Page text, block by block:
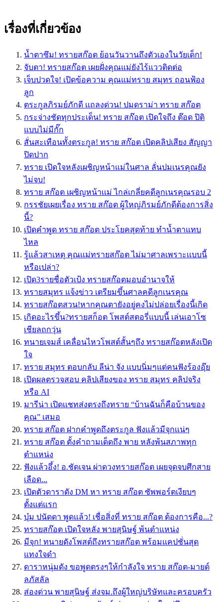
เรื่องที่เกี่ยวข้อง
น้ำตาซึม! ทรายสก๊อต ย้อนวันวานถึงตัวเองในวัยเด็ก!
จับตา! ทรายสก๊อต เผยฝั่งคุณแม่ยังไร้แววติดต่อ
เจ็บปวดใจ! เปิดข้อความ คุณแม่ทราย สมุทร ถอนฟ้อง
ลูก
ตระกูลภิรมย์ภักดี เเถลงด่วน! ปมดราม่า ทราย สก๊อต
กระจ่างชัดทุกประเด็น! ทราย สก๊อต เปิดใจถึง ต๊อด ปิติ
แบบไม่มีกั๊ก
สั่นสะเทือนทั้งตระกูล! ทราย สก๊อต เปิดคลิปเสียง สัญญา
ปิดปาก
ทราย เปิดใจหลังเผชิญหน้าแม่ในศาล ลั่นปมเนรคุณยัง
ไม่จบ!
ทราย สก๊อต เผชิญหน้าเเม่ ไกล่เกลี่ยคดีลูกเนรคุณรอบ 2
กรรชัยเผยเรื่อง ทราย สก๊อต ผู้ใหญ่ภิรมย์ภักดีต้องการสิ่ง
นี้?
เปิดคำพูด ทราย สก๊อต ประโยคสุดท้าย ทำน้ำตาแทบ
ไหล
รู้เเล้วสาเหตุ คุณเเม่ทรายสก๊อต ไม่มาศาลเพราะเเบบนี้
หรือเปล่า?
เปิด3รายชื่อตัวเป้ง ทรายสก๊อตมอบอำนาจให้
ทรายสมุทร แจ้งข่าว เตรียมขึ้นศาลคดีลูกเนรคุณ
ทรายสก๊อตสวน!หากคุณตายังอยู่คงไม่ปล่อยเรื่องนี้เกิด
เกิดอะไรขึ้น?ทรายสก็อต โพสต์สตอรี่แบบนี้ เล่นเอาโซ
เชียลถกวุ่น
ทนายเจมส์ เคลื่อนไหวโพสต์สั้นๆถึง ทรายสก๊อตหลังเปิด
ใจ
ทราย สมุทร ตอบกลับ ลีน่า จัง แบบนิ่มๆแต่คนฟังร้องอุ๊ย
เปิดผลตรวจสอบ คลิปเสียงของ ทราย สมุทร คลิปจริง
หรือ AI
มารีน่า เปิดเเชทส่งตรงถึงทราย “บ้านฉันก็คือบ้านของ
คุณ” เสมอ
ทราย สก๊อต ฝากคำพูดถึงตระกูล ฟังเเล้วมีจุกเเน่ๆ
ทราย สก๊อต ตั้งคำถามเด็ดถึง พาย หลังพ้นสภาพทุก
ตำแหน่ง
ฟังแล้วอึ้ง! อ.ชัดเจน ผ่าดวงทรายสก๊อต เผยจุดจบศึกสาย
เลือด...
เปิดตัวดาราดัง DM หา ทราย สก๊อต ซัพพอร์ตเงียบๆ
ตั้งแต่แรก
บุ๋ม ปนัดดา พูดแล้ว! เชื่อสิ่งที่ ทราย สก๊อต ต้องการคือ...?
ทรายสก๊อต เปิดใจหลัง พายสุนิษฐ์ พ้นตำแหน่ง
มีจุก! ทนายดังโพสต์ถึงทรายสก๊อต พร้อมแคปชั่นสุด
แทงใจดำ
ดาราหนุ่มดัง ขอพูดตรงๆให้กำลังใจ ทราย สก๊อต-มายด์
ลภัสลัล
ส่องด่วน พายสุนิษฐ์ ส่งจม.ถึงผู้ใหญ่บริษัทและครอบครัว